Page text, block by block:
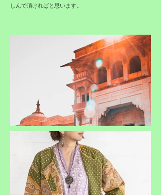
しんで頂ければと思います。